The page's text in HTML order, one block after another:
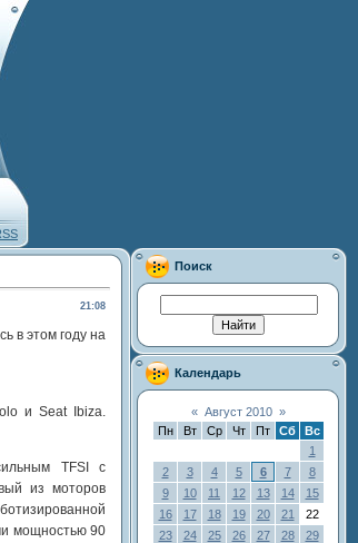
21:08
в этом году на
и Seat Ibiza.
TFSI с
из моторов
мощностью 90
Поиск
Календарь
« Август 2010 »
Пн
Вт Ср Чт Пт Сб
Вс
1
2
3 4 5 6 7
8
9
10 11 12 13 14
15
16
17 18 19 20 21
22
23
24 25 26 27 28
29